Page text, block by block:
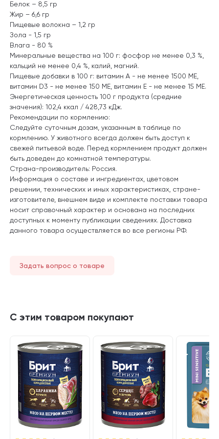
Белок – 8,5 гр
Жир – 6,6 гр
Пищевые волокна – 1,2 гр
Зола - 1,5 гр
Влага - 80 %
Минеральные вещества на 100 г: фосфор не менее 0,3 %,
кальций не менее 0,4 %, калий, магний.
Пищевые добавки в 100 г: витамин А - не менее 1500 МЕ,
витамин D3 - не менее 150 МЕ, витамин Е - не менее 15 МЕ.
Энергетическая ценность 100 г продукта (средние
значения): 102,4 ккал / 428,73 кДж.
Рекомендации по кормлению:
Следуйте суточным дозам, указанным в таблице по
кормлению. У животного всегда должен быть доступ к
свежей питьевой воде. Перед кормлением продукт должен
быть доведен до комнатной температуры.
Страна-производитель: Россия.
Информация о составе и ингредиентах, цветовом
решении, технических и иных характеристиках, стране-
изготовителе, внешнем виде и комплекте поставки товара
носит справочный характер и основана на последних
доступных к моменту публикации сведениях. Доставка
данного товара осуществляется во все регионы РФ.
Задать вопрос о товаре
С этим товаром покупают